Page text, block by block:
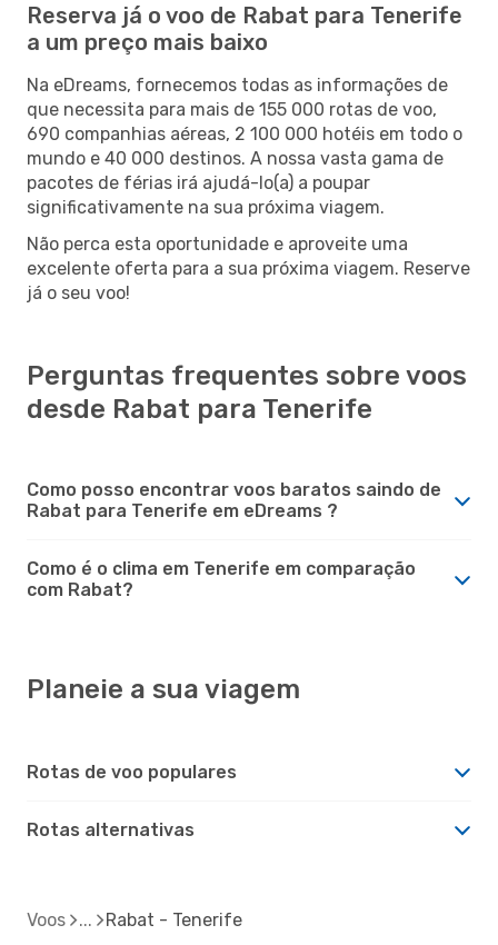
Reserva já o voo de Rabat para Tenerife
a um preço mais baixo
Na eDreams, fornecemos todas as informações de
que necessita para mais de 155 000 rotas de voo,
690 companhias aéreas, 2 100 000 hotéis em todo o
mundo e 40 000 destinos. A nossa vasta gama de
pacotes de férias irá ajudá-lo(a) a poupar
significativamente na sua próxima viagem.
Não perca esta oportunidade e aproveite uma
excelente oferta para a sua próxima viagem. Reserve
já o seu voo!
Perguntas frequentes sobre voos
desde Rabat para Tenerife
Como posso encontrar voos baratos saindo de
Rabat para Tenerife em eDreams ?
Como é o clima em Tenerife em comparação
com Rabat?
Planeie a sua viagem
Rotas de voo populares
Rotas alternativas
Voos Rabat - Tenerife